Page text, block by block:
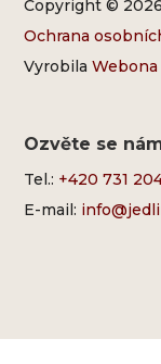
Copyright ©
Ochrana
VyrobilaWebona
Ozvěte se
Tel.: +420 731
E-mail: